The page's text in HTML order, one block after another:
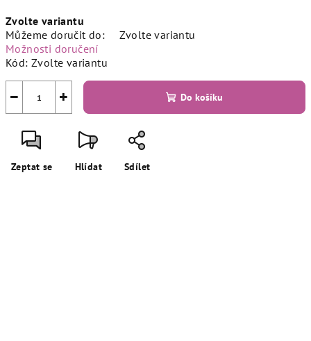
cena:
Zvolte variantu
Můžeme doručit do:
Zvolte variantu
Možnosti doručení
Kód: Zvolte variantu
+
− Do košíku
Zeptat se Hlídat Sdílet